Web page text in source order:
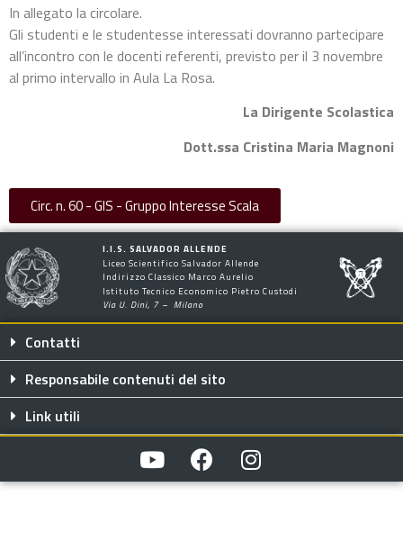
In allegato la circolare.
Gli studenti e le studentesse interessati dovranno partecipare
all’incontro con le docenti referenti, previsto per il 3 novembre
al primo intervallo in Aula La Rosa.
La Dirigente Scolastica
Dott.ssa Cristina Maria Magnoni
Circ. n. 60 - GIS - Gruppo Interesse Scala
I.I.S. SALVADOR ALLENDE
Liceo Scientifico Salvador Allende
Indirizzo Classico Marco Aurelio
Istituto Tecnico Economico Pietro Custodi
Via U. Dini, 7 – Milano
Contatti
Responsabile contenuti del sito
Link utili